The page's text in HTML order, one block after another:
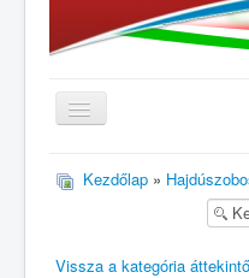
Kezdőlap »
Vissza a kategória